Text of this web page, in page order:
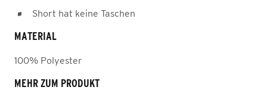
Short hat keine Taschen
MATERIAL
100% Polyester
MEHR ZUM PRODUKT